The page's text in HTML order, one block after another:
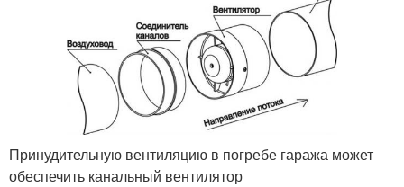
Принудительную вентиляцию в погребе гаража может
обеспечить канальный вентилятор